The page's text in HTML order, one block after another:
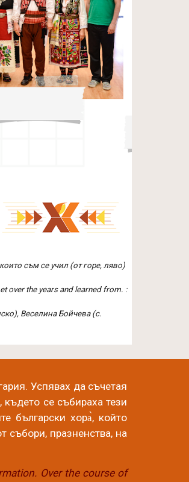
съм се учил (от горе, ляво)
over the years and learned from. :
Веселина Бойчева (с.
Успявах да съчетая
се събираха тези
български хора̀, който
събори, празненства, на
Over the course of